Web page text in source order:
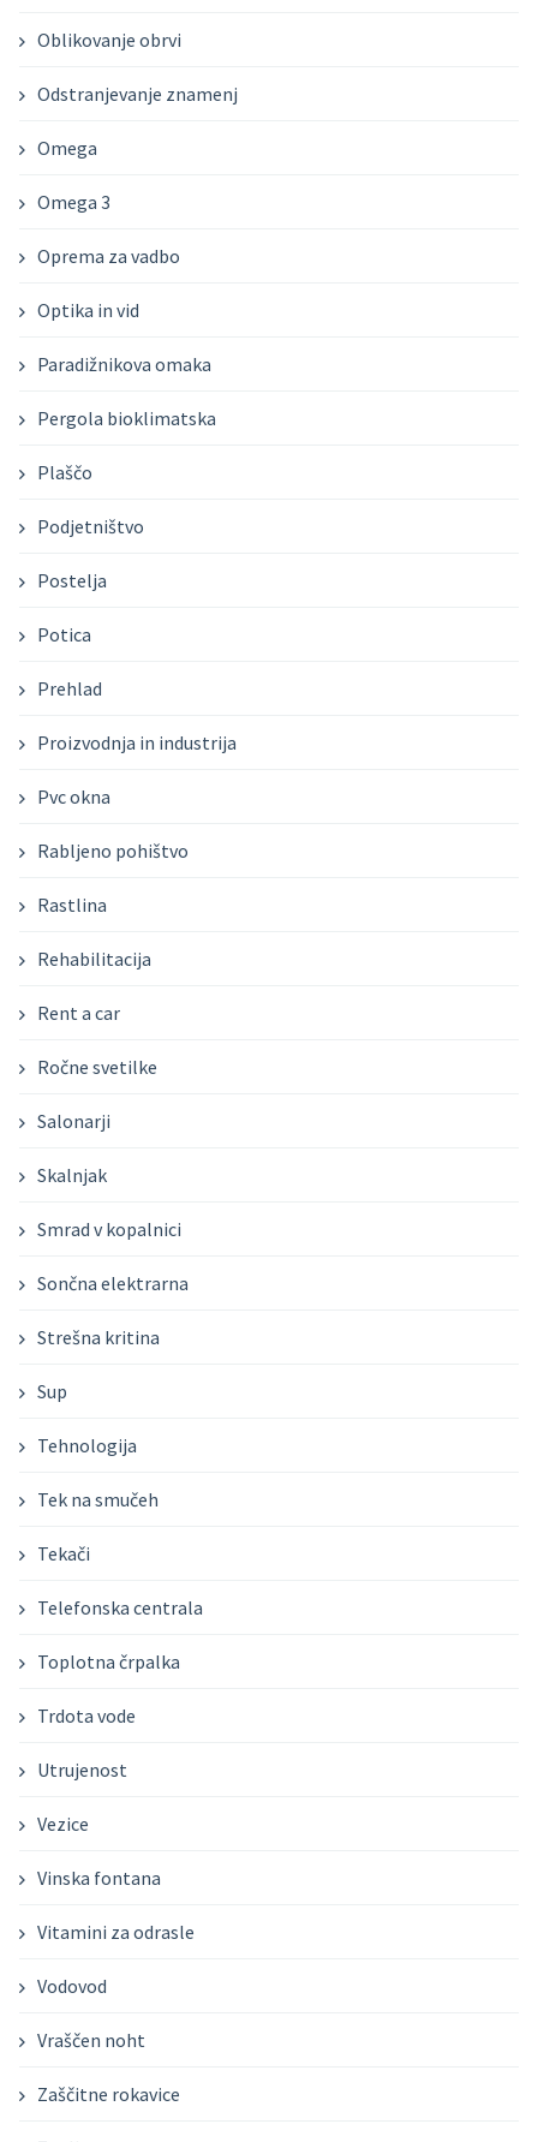
Oblikovanje obrvi
Odstranjevanje znamenj
Omega
Omega 3
Oprema za vadbo
Optika in vid
Paradižnikova omaka
Pergola bioklimatska
Plaščo
Podjetništvo
Postelja
Potica
Prehlad
Proizvodnja in industrija
Pvc okna
Rabljeno pohištvo
Rastlina
Rehabilitacija
Rent a car
Ročne svetilke
Salonarji
Skalnjak
Smrad v kopalnici
Sončna elektrarna
Strešna kritina
Sup
Tehnologija
Tek na smučeh
Tekači
Telefonska centrala
Toplotna črpalka
Trdota vode
Utrujenost
Vezice
Vinska fontana
Vitamini za odrasle
Vodovod
Vraščen noht
Zaščitne rokavice